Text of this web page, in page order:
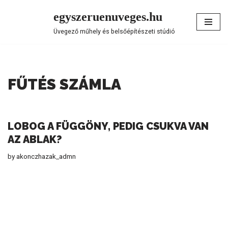
egyszeruenuveges.hu
Üvegező műhely és belsőépítészeti stúdió
FŰTÉS SZÁMLA
LOBOG A FÜGGÖNY, PEDIG CSUKVA VAN
AZ ABLAK?
byakonczhazak_admn